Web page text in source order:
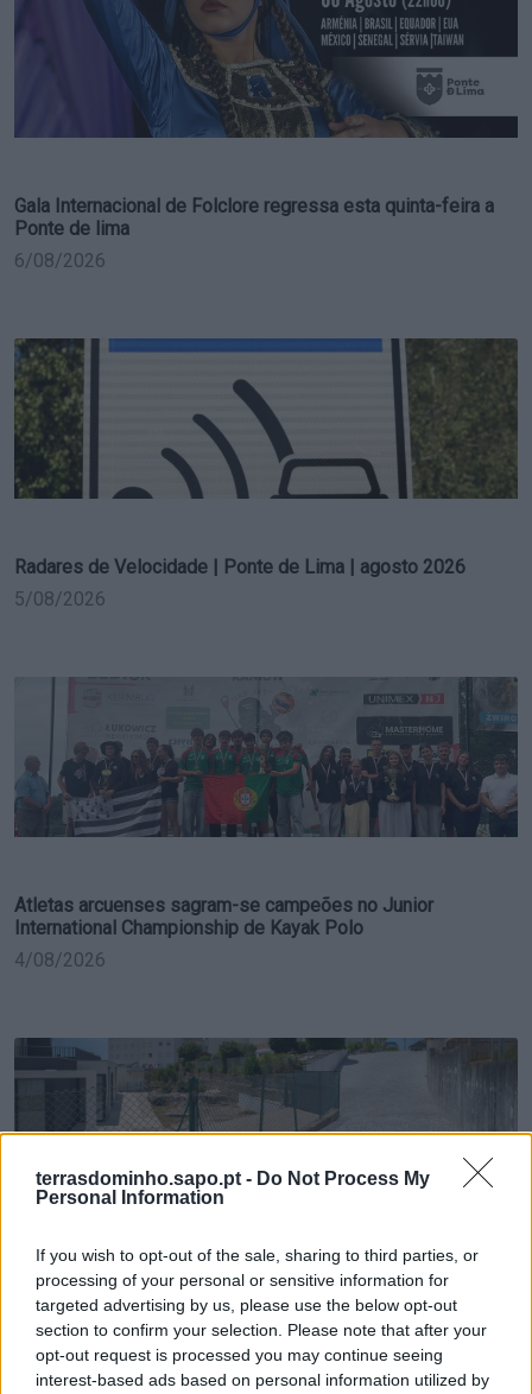
terrasdominho.sapo.pt - Do Not Process My
Personal Information
If you wish to opt-out of the sale, sharing to third parties, or
processing of your personal or sensitive information for
targeted advertising by us, please use the below opt-out
section to confirm your selection. Please note that after your
opt-out request is processed you may continue seeing
interest-based ads based on personal information utilized by
Gala Internacional de Folclore regressa esta quinta-feira a
Ponte de lima
6/08/2026
Radares de Velocidade | Ponte de Lima | agosto 2026
5/08/2026
Atletas arcuenses sagram-se campeões no Junior
International Championship de Kayak Polo
4/08/2026
Concluída empreitada de pavimentação do acesso da
entrada norte do edifício da APPACDM
3/08/2026